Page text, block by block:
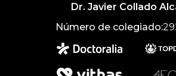
Dr. Javier Collado
Número de colegiado: